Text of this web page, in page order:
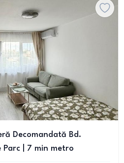
Decomandată Bd.
Parc | 7 min metro